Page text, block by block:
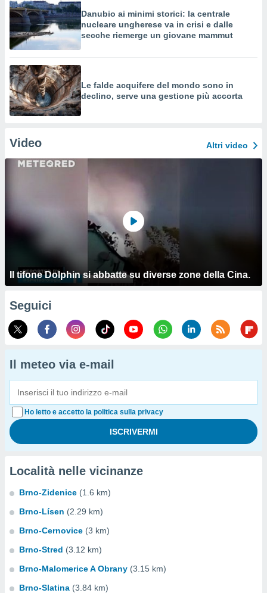
Danubio ai minimi storici: la centrale
nucleare ungherese va in crisi e dalle
secche riemerge un giovane mammut
Le falde acquifere del mondo sono in
declino, serve una gestione più accorta
Video Altri video
Il tifone Dolphin si abbatte su diverse zone della Cina.
Seguici
Il meteo via e-mail
Ho letto e accetto la politica sulla privacy
Località nelle vicinanze
Brno-Zidenice (1.6 km)
Brno-Lísen (2.29 km)
Brno-Cernovice (3 km)
Brno-Stred (3.12 km)
Brno-Malomerice A Obrany (3.15 km)
Brno-Slatina (3.84 km)